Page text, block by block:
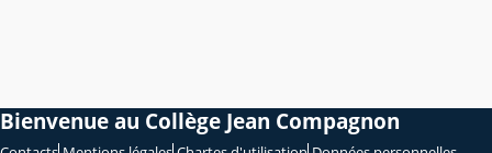
Bienvenue au Collège Jean Compagnon